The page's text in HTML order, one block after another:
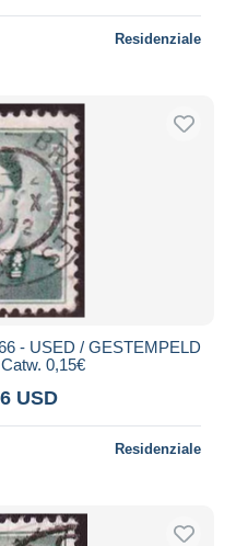
Residenziale
- USED / GESTEMPELD
0,15€
USD
Residenziale